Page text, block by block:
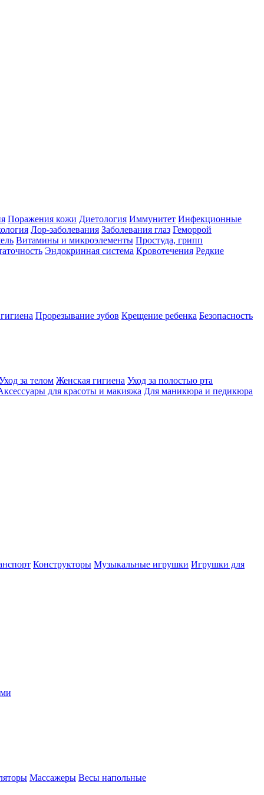
Поражения кожи Диетология Иммунитет Инфекционные
Лор-заболевания Заболевания глаз Геморрой
Витамины и микроэлементы Простуда, грипп
Эндокринная система Кровотечения Редкие
Прорезывание зубов Крещение ребенка Безопасность
за телом Женская гигиена Уход за полостью рта
для красоты и макияжа Для маникюра и педикюра
Конструкторы Музыкальные игрушки Игрушки для
Массажеры Весы напольные